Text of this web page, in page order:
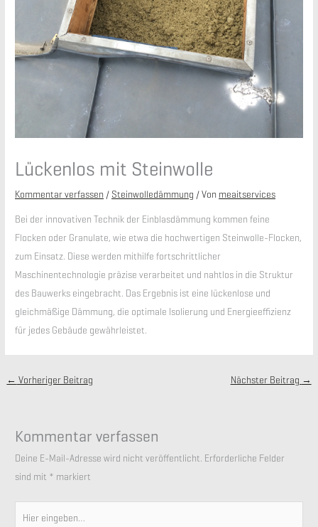
Lückenlos mit Steinwolle
Kommentar verfassen / Steinwolledämmung / Von meaitservices
Bei der innovativen Technik der Einblasdämmung kommen feine
Flocken oder Granulate, wie etwa die hochwertigen Steinwolle-Flocken,
zum Einsatz. Diese werden mithilfe fortschrittlicher
Maschinentechnologie präzise verarbeitet und nahtlos in die Struktur
des Bauwerks eingebracht. Das Ergebnis ist eine lückenlose und
gleichmäßige Dämmung, die optimale Isolierung und Energieeffizienz
für jedes Gebäude gewährleistet.
← Vorheriger Beitrag Nächster Beitrag →
Kommentar verfassen
Deine E-Mail-Adresse wird nicht veröffentlicht. Erforderliche Felder
sind mit * markiert